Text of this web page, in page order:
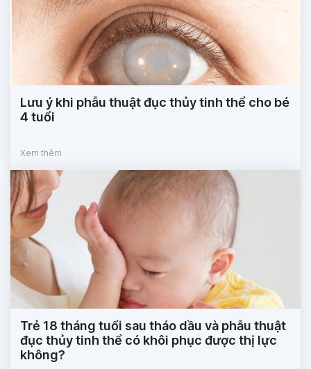
Lưu ý khi phẫu thuật đục thủy tinh thể cho bé
4 tuổi
Xem thêm
Trẻ 18 tháng tuổi sau tháo dầu và phẫu thuật
đục thủy tinh thể có khôi phục được thị lực
không?